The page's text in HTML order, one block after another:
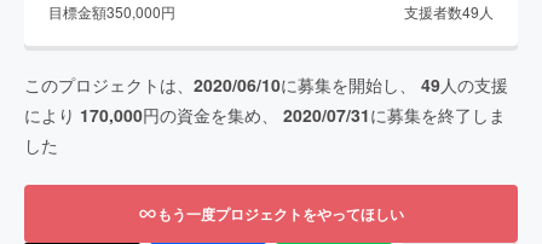
目標金額350,000円 支援者数49 人
このプロジェクトは、 2020/06/10に募集を開始し、 49人の支援
により 170,000円の資金を集め、 2020/07/31に募集を終了しま
した
もう一度プロジェクトをやってほしい